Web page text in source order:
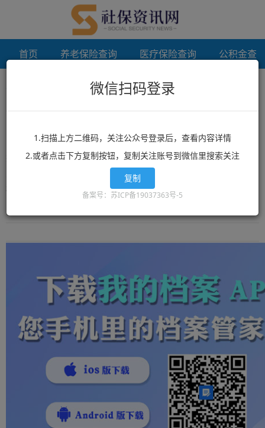
首页 养老保险查询 医疗保险查询 公积金查
个人档案调档
想了解个人档案调档？个人档案调档相关政策？个人档案调档最新消
息？就来12333社保查询网！这里有全网最丰富的精品个人档案调档
相关文章资讯，个人档案调档的最新信息可以让你快速的获取您想要
微信扫码登录
1.扫描上方二维码，关注公众号登录后，查看内容详情
2.或者点击下方复制按钮，复制关注账号到微信里搜索关注
复制
备案号：苏ICP备19037363号-5